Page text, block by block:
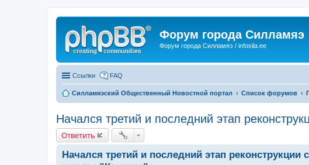
Форум города Силламяэ
Форум города Силламяэ / infosila.ee
Ссылки FAQ
Силламяэский Общественный Новостной портал Список форумов
Начался третий и последний этап
Ответить
Начался третий и последний этап